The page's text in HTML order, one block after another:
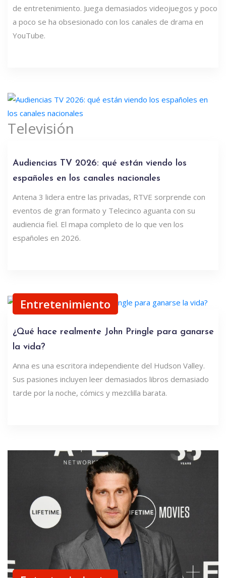
de entretenimiento. Juega demasiados videojuegos y poco
a poco se ha obsesionado con los canales de drama en
YouTube.
Televisión
Audiencias TV 2026: qué están viendo los
españoles en los canales nacionales
Antena 3 lidera entre las privadas, RTVE sorprende con
eventos de gran formato y Telecinco aguanta con su
audiencia fiel. El mapa completo de lo que ven los
españoles en 2026.
Entretenimiento
¿Qué hace realmente John Pringle para ganarse
la vida?
Anna es una escritora independiente del Hudson Valley.
Sus pasiones incluyen leer demasiados libros demasiado
tarde por la noche, cómics y mezclilla barata.